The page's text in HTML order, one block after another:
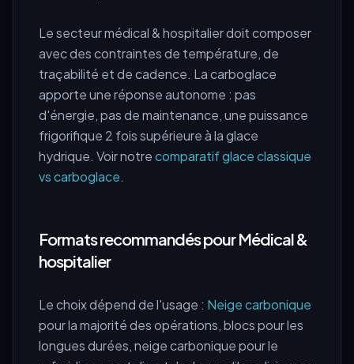
Le secteur médical & hospitalier doit composer
avec des contraintes de température, de
traçabilité et de cadence. La carboglace
apporte une réponse autonome : pas
d'énergie, pas de maintenance, une puissance
frigorifique 2 fois supérieure à la glace
hydrique. Voir notrecomparatif glace classique
vs carboglace.
Formats recommandés pour Médical &
hospitalier
Le choix dépend de l'usage : Neige carbonique
pour la majorité des opérations, blocs pour les
longues durées, neige carbonique pour le